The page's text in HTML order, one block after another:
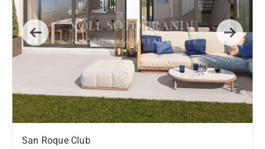
Previous Next
San Roque Club